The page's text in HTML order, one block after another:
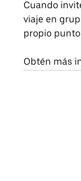
Cuando
viaje en
propio
Obtén más